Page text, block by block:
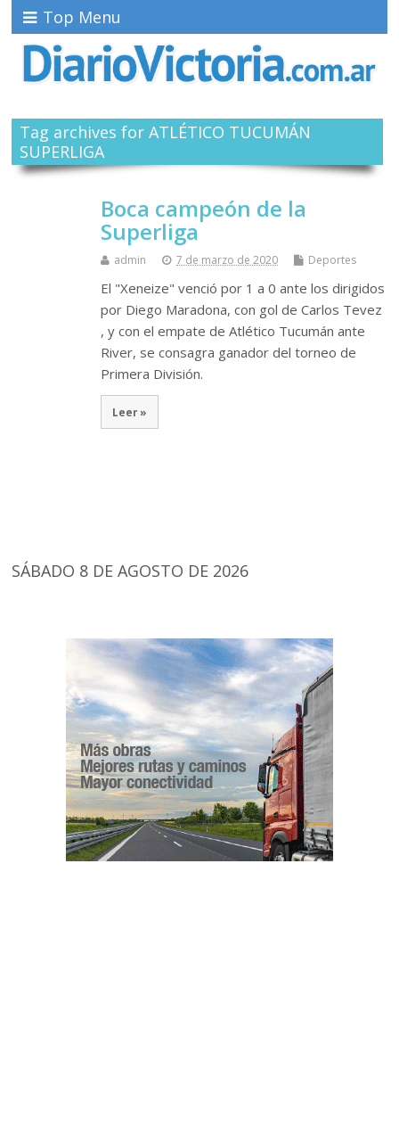
Top Menu
Tag archives for ATLÉTICO TUCUMÁN
SUPERLIGA
Boca campeón de la
Superliga
admin 7 de marzo de 2020 Deportes
El "Xeneize" venció por 1 a 0 ante los dirigidos
por Diego Maradona, con gol de Carlos Tevez
, y con el empate de Atlético Tucumán ante
River, se consagra ganador del torneo de
Primera División.
Leer »
SÁBADO 8 DE AGOSTO DE 2026